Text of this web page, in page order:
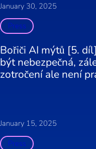
January 30, 2025
Press
Bořiči AI mýtů [5.
být nebezpečná,
zotročení ale není
January 15, 2025
Press